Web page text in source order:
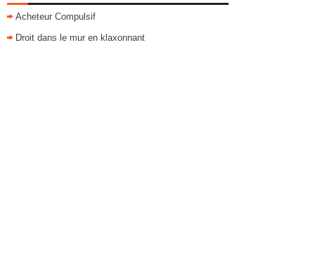
Acheteur Compulsif
Droit dans le mur en klaxonnant